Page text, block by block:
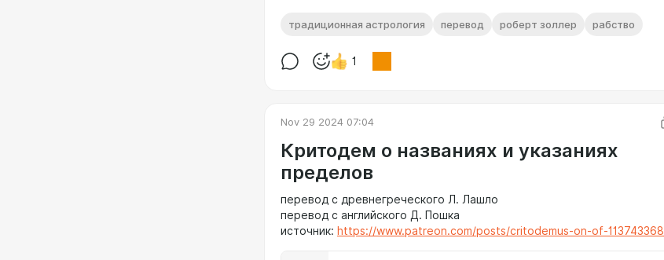
традиционная астрология перевод роберт золлер рабство
1
Nov 29 2024 07:04
Критодем о названиях и указаниях
пределов
перевод с древнегреческого Л. Лашло
перевод с английского Д. Пошка
источник: https://www.patreon.com/posts/critodemus-on-of-113743368